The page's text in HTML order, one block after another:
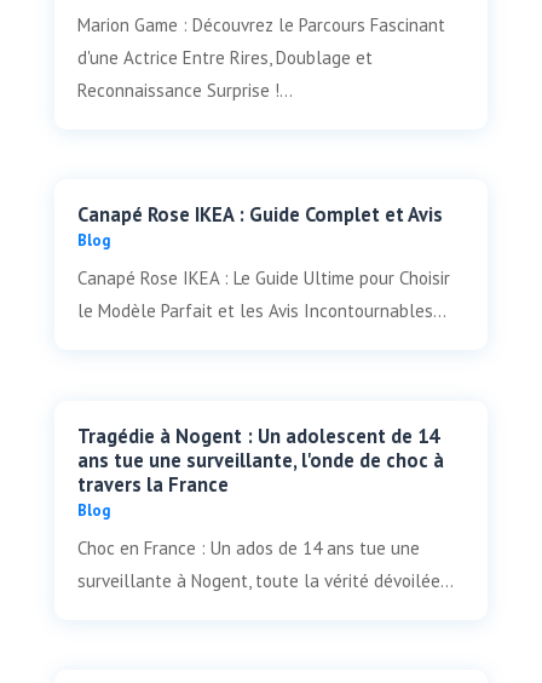
Marion Game : Découvrez le Parcours Fascinant
d'une Actrice Entre Rires, Doublage et
Reconnaissance Surprise !...
Canapé Rose IKEA : Guide Complet et Avis
Blog
Canapé Rose IKEA : Le Guide Ultime pour Choisir
le Modèle Parfait et les Avis Incontournables...
Tragédie à Nogent : Un adolescent de 14
ans tue une surveillante, l'onde de choc à
travers la France
Blog
Choc en France : Un ados de 14 ans tue une
surveillante à Nogent, toute la vérité dévoilée...